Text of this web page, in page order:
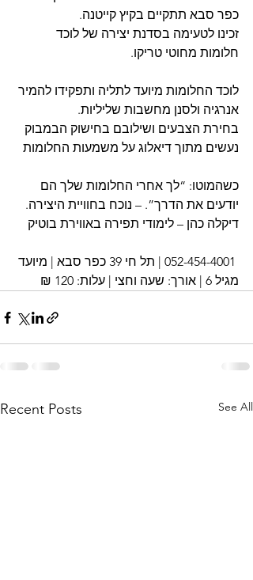
כפר סבא תתקיים בקיץ קייטנה.
זכינו לטעימה בסדנת יצירה של לוכד
חלומות מחוטי טריקו.
לוכד החלומות מיועד לתליה ותפקידו להמיר
אנרגיה ולסנן מחשבות שליליות.
בחירת הצבעים ושילובם בחישוק הבמבוק
נעשים מתוך דיאלוג על משמעות החלומות
כשהמוטו: “לך אחרי החלומות שלך הם
יודעים את הדרך”. – נוכח בחוויית היצירה.
דיקלה כהן – לימודי תפירה באווירת בוטיק
052-454-4001 | תל חי 39 כפר סבא | מיועד
מגיל 6 | אורך: שעה וחצי | עלות: 120 ₪
Recent Posts See All